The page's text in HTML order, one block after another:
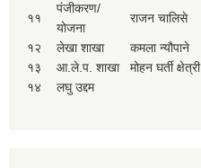
११
पंजीकरण/
योजना
राजन चालिसे
१२ लेखा शाखा कमला न्यौपाने
१३
आ.ले.प. शाखा मोहन घर्ती क्षेत्री
१४
लघु उद्दम